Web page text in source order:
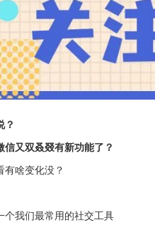
？
信又双叒叕有新功能了？
有啥变化没？
个我们最常用的社交工具